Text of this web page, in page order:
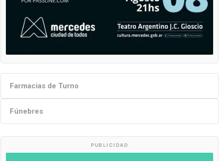
Farmacias de Turno
Fúnebres
PUBLICIDAD